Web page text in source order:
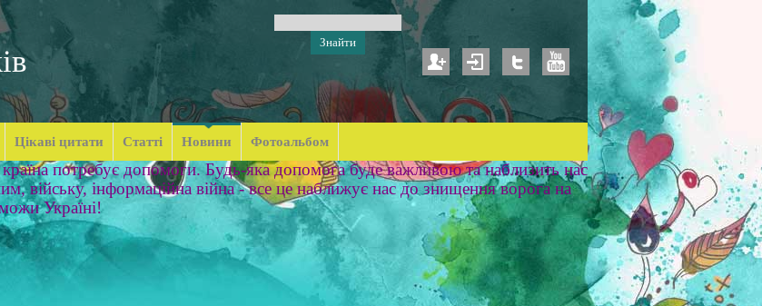
Цікаві цитати Статті Новини Фотоальбом
потребує допомоги. Будь-яка допомога буде важливою та наблизить нас
війську, інформаційна війна - все це наближує нас до знищення ворога на
Україні!